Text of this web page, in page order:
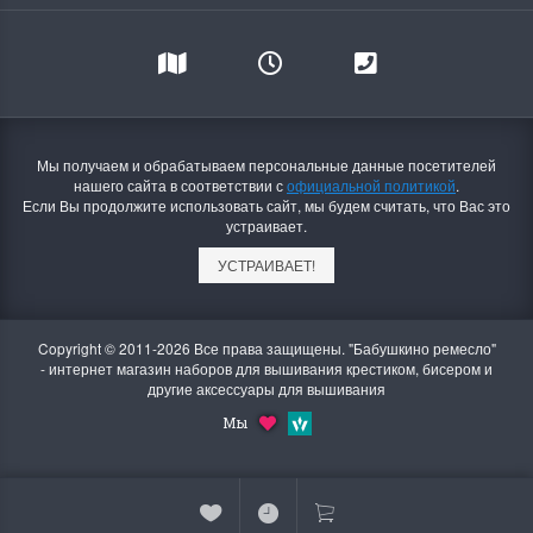
Мы получаем и обрабатываем персональные данные посетителей
нашего сайта в соответствии софициальной политикой.
Если Вы продолжите использовать сайт, мы будем считать, что Вас это
устраивает.
УСТРАИВАЕТ!
Copyright © 2011-2026 Все права защищены. "Бабушкино ремесло"
- интернет магазин наборов для вышивания крестиком, бисером и
другие аксессуары для вышивания
Мы